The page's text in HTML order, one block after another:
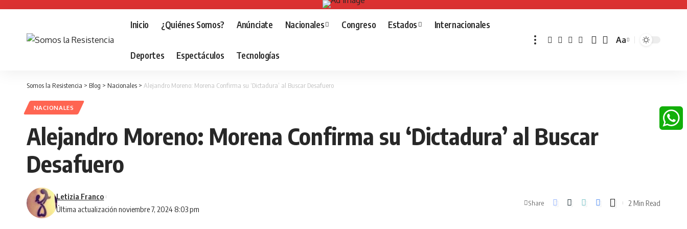
Inicio ¿Quiénes Somos? Anúnciate Nacionales Congreso Estados Internacionales
Deportes Espectáculos Tecnologías
Font
Aa
Somos la Resistencia > Blog > Nacionales > Alejandro Moreno: Morena Confirma su ‘Dictadura’ al Buscar Desafuero
NACIONALES
Alejandro Moreno: Morena Confirma su ‘Dictadura’ al Buscar
Desafuero
Última actualización noviembre 7, 2024 8:03 pm
Letizia Franco
Share 2 Min Read